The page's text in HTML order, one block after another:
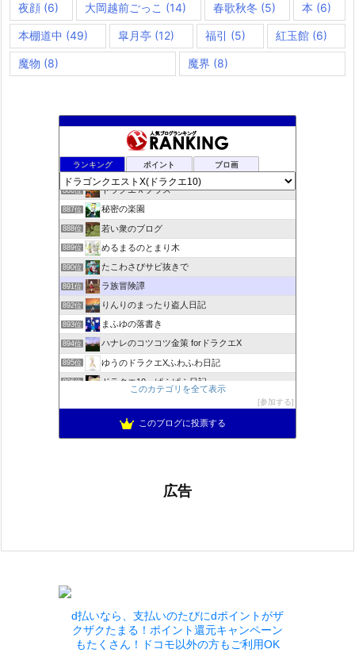
夜顔 (6) 大岡越前ごっこ (14) 春歌秋冬 (5) 本 (6)
本棚道中 (49) 皐月亭 (12) 福引 (5) 紅玉館(6)
魔物 (8) 魔界 (8)
ランキング ポイント ブロ画
夢路電信草紙
885位 ドラクエ10ぱふぱふの向こう側
886位 ドラクエＸプラス
887位 秘密の楽園
888位 若い衆のブログ
889位 めるまるのとまり木
890位 たこわさびサビ抜きで
891位 ラ族冒険譚
892位 りんりのまったり盗人日記
893位 まふゆの落書き
894位 ハナレのコツコツ金策 forドラクエX
895位 ゆうのドラクエXふわふわ日記
896位 ドラクエ10 ぱふぱふ日記
もきゅブロ
このカテゴリを全て表示
参加する
このブログに投票する
広告
d払いなら、支払いのたびにdポイントがザ
クザクたまる！ポイント還元キャンペーン
もたくさん！ドコモ以外の方もご利用OK